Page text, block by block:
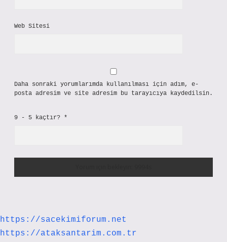
Web Sitesi
Daha sonraki yorumlarımda kullanılması için adım, e-
posta adresim ve site adresim bu tarayıcıya kaydedilsin.
9 - 5 kaçtır? *
https://sacekimiforum.net
https://ataksantarim.com.tr